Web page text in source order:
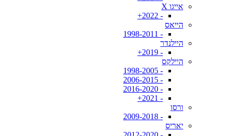
אייגו X
- 2022+
הייאס
- 1998-2011
היילנדר
- 2019+
היילקס
- 1998-2005
- 2006-2015
- 2016-2020
- 2021+
ורסו
- 2009-2018
יאריס